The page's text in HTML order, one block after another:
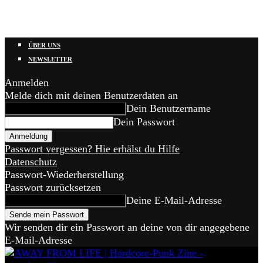
ÜBER UNS
NEWSLETTER
Anmelden
Melde dich mit deinen Benutzerdaten an
Dein Benutzername
Dein Passwort
Passwort vergessen? Hie erhälst du Hilfe
Datenschutz
Passwort-Wiederherstellung
Passwort zurücksetzen
Deine E-Mail-Adresse
Wir senden dir ein Passwort an deine von dir angegebene
E-Mail-Adresse